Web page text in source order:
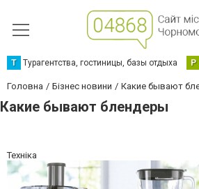
Т Турагентства, гостиницы, базы отдыха Р
Головна Бізнес новини Какие бывают
Какие бывают блендеры
Техніка